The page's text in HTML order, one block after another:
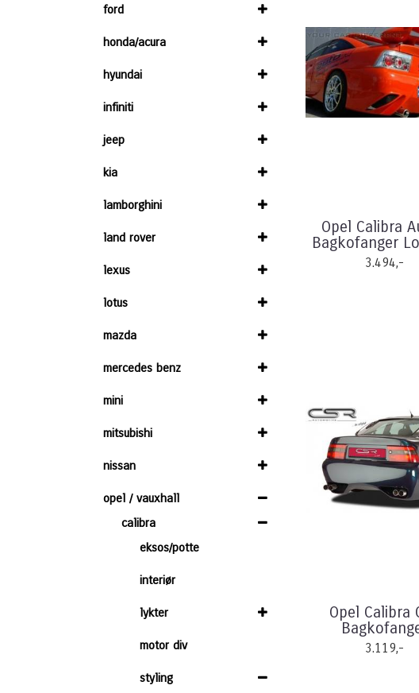
ford
honda/acura
hyundai
infiniti
jeep
kia
lamborghini
land rover
lexus
lotus
mazda
mercedes benz
mini
mitsubishi
nissan
opel / vauxhall
calibra
eksos/potte
interiør
lykter
motor div
styling
Opel Calibra
Bagkofanger
3.494,-
Opel Calibra
3.119,-